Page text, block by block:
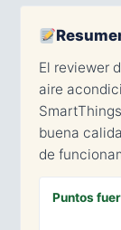
El reviewer
aire
buena
de
Puntos